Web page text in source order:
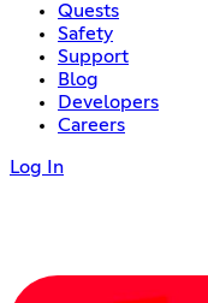
Quests
Safety
Support
Blog
Developers
Careers
Log In